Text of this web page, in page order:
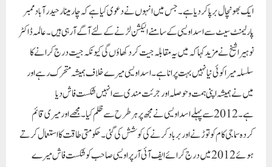
ایک بھونچال برپا کر دیا ہے۔ جس میں انہوں نے دعوی کیا ہے کہ چار مینار حیدر آباد ممبر
پارلیمنٹ سیٹ سے اسد اویسی کے سامنے الیکشن لڑنے کے لئے آگے آ رہی ہیں۔ عالمہ ڈاکٹر
نوہیرا شیخ نے مزید کہا کہ میں یہ مقابلہ جیت کر دکھاؤں گی کیونکہ جیت درج کرانے کا
سلسلہ میرا کوئی نیا نہیں بہت پرانا ہے۔ اسد اویسی میرے خلاف ہمیشہ متحرک رہے اور
میں نے ہمیشہ اپنی ہمت و حوصلہ اور جرئت مندی سے انہیں شکست فاش دیا
ہے۔ 2012سے پہلے اسد اویسی نے مجھ پر ہر طرح سے ظلم کیا۔ مجھے اور میری قائم
کردہ سماجی کام کو توڑنے اور برباد کرنے کی کوشش کی گئی۔ حکومتی طاقت کا استعمال کرتے
ہوئے 2012 میں درج کرائے ایف آئی آر پر اویسی صاحب کو شکست فاش میرے